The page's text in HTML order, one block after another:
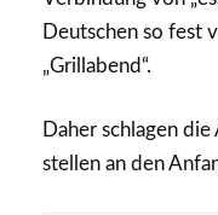
Deutschen so fest
„Grillabend“.
Daher schlagen
stellen an den